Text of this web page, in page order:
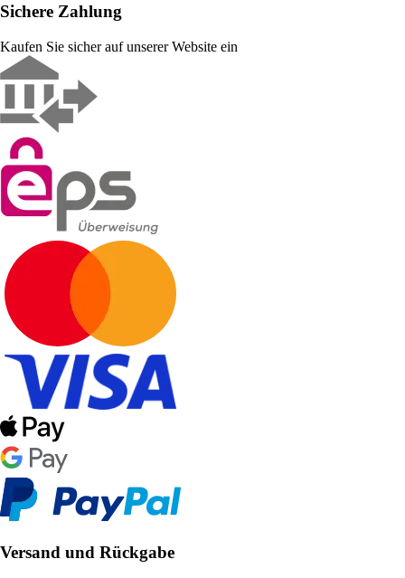
Sichere Zahlung
Kaufen Sie sicher auf unserer Website ein
Versand und Rückgabe